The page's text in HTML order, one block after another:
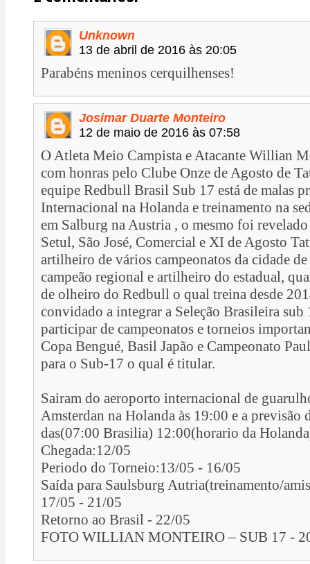
Unknown
13 de abril de 2016 às 20:05
Parabéns meninos cerquilhenses!
Josimar Duarte Monteiro
12 de maio de 2016 às 07:58
O Atleta Meio Campista e Atacante Willian
com honras pelo Clube Onze de Agosto de
equipe Redbull Brasil Sub 17 está de malas
Internacional na Holanda e treinamento na
em Salburg na Austria , o mesmo foi revelado
Setul, São José, Comercial e XI de Agosto
artilheiro de vários campeonatos da cidade
campeão regional e artilheiro do estadual,
de olheiro do Redbull o qual treina desde
convidado a integrar a Seleção Brasileira sub
participar de campeonatos e torneios
Copa Bengué, Basil Japão e Campeonato
para o Sub-17 o qual é titular.
Sairam do aeroporto internacional de
Amsterdan na Holanda às 19:00 e a previsão
das(07:00 Brasilia) 12:00(horario da
Chegada:12/05
Periodo do Torneio:13/05 - 16/05
Saída para Saulsburg Autria(treinamento/
17/05 - 21/05
Retorno ao Brasil - 22/05
FOTO WILLIAN MONTEIRO – SUB 17 -